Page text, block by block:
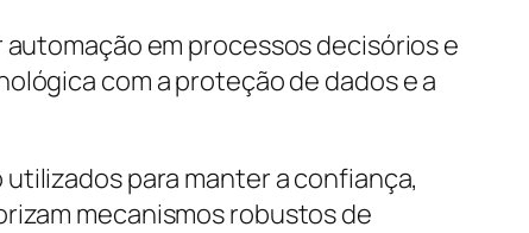
em processos decisórios e
com a proteção de dados e a
para manter a confiança,
mecanismos robustos de